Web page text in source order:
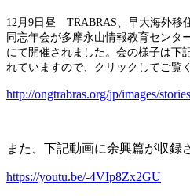
12月9日昼 TRABRAS、早大海外移
同忘年会が多摩永山情報教育センタ
にて開催されました。会の様子は下
れていますので、クリックしてご覧
http://ongtrabras.org/jp/images/
また、下記動画に余興篇が収録
https://youtu.be/-4VIp8Zx2GU